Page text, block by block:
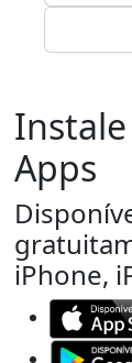
Instale
Apps
iPhone,